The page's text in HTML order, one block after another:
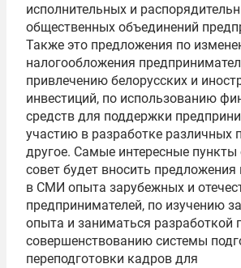
исполнительных и
общественных объединений
Также это предложения по
налогообложения
привлечению белорусских и
инвестиций, по использованию
средств для поддержки
участию в разработке различных
другое. Самые интересные пункты
совет будет вносить предложения
в СМИ опыта зарубежных и
предпринимателей, по изучению
опыта и заниматься разработкой
совершенствованию системы
переподготовки кадров для